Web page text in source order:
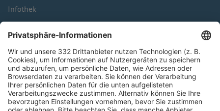
Infothek
Kontakt
HÄUFIG BESUCHTE SEITEN
Pässe und Vereinswechsel
Trainerausbildung
Schulungsangebot Vereinsmitarbeiter